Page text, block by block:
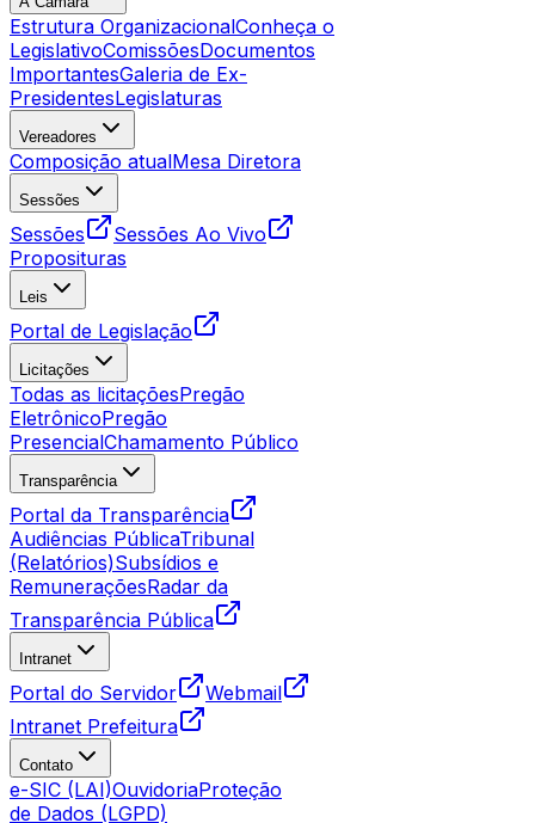
Estrutura OrganizacionalConheça o
LegislativoComissõesDocumentos
ImportantesGaleria de Ex-
PresidentesLegislaturas
Vereadores
Composição atualMesa Diretora
Sessões
Sessões
Sessões Ao Vivo
Proposituras
Leis
Portal de Legislação
Licitações
Todas as licitaçõesPregão
EletrônicoPregão
PresencialChamamento Público
Transparência
Portal da Transparência
Audiências PúblicaTribunal
(Relatórios)Subsídios e
RemuneraçõesRadar da
Transparência Pública
Intranet
Portal do Servidor
Webmail
Intranet Prefeitura
Contato
e-SIC (LAI)OuvidoriaProteção
de Dados (LGPD)